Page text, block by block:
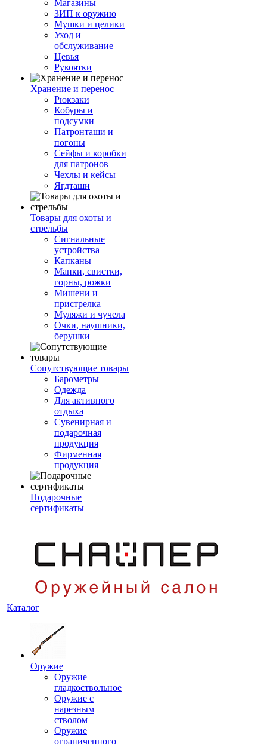
Магазины
ЗИП к оружию
Мушки и целики
Уход и
обслуживание
Цевья
Рукоятки
Хранение и перенос
Рюкзаки
Кобуры и
подсумки
Патронташи и
погоны
Сейфы и коробки
для патронов
Чехлы и кейсы
Ягдташи
Товары для охоты и
стрельбы
Сигнальные
устройства
Капканы
Манки, свистки,
горны, рожки
Мишени и
пристрелка
Муляжи и чучела
Очки, наушники,
берушки
Сопутствующие товары
Барометры
Одежда
Для активного
отдыха
Сувенирная и
подарочная
продукция
Фирменная
продукция
Подарочные
сертификаты
Каталог
Оружие
Оружие
гладкоствольное
Оружие с
нарезным
стволом
Оружие
ограниченного